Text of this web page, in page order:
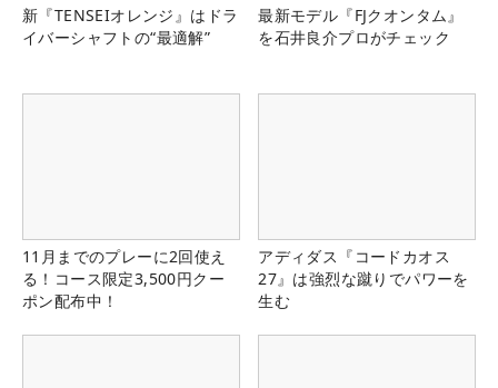
新『TENSEIオレンジ』はドラ
イバーシャフトの“最適解”
最新モデル『FJクオンタム』
を石井良介プロがチェック
11月までのプレーに2回使え
る！コース限定3,500円クー
ポン配布中！
アディダス『コードカオス
27』は強烈な蹴りでパワーを
生む